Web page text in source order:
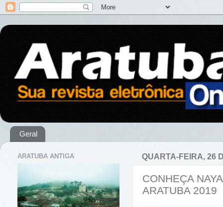
Geral
QUARTA-FEIRA, 26
CONHEÇA
ARATUBA 2019
ARATUBA ANTIGA